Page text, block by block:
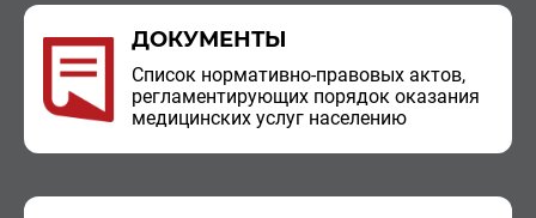
ДОКУМЕНТЫ
Спи­сок нор­ма­тив­но-пра­во­вых актов,
ре­гла­мен­ти­ру­ю­щих по­ря­док ока­за­ния
ме­ди­цин­ских услуг на­се­ле­нию